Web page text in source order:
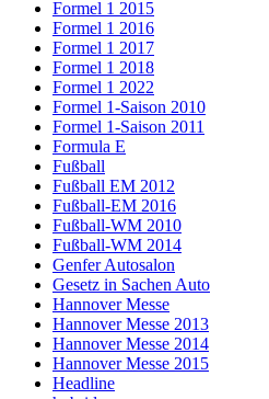
Formel 1 2015
Formel 1 2016
Formel 1 2017
Formel 1 2018
Formel 1 2022
Formel 1-Saison 2010
Formel 1-Saison 2011
Formula E
Fußball
Fußball EM 2012
Fußball-EM 2016
Fußball-WM 2010
Fußball-WM 2014
Genfer Autosalon
Gesetz in Sachen Auto
Hannover Messe
Hannover Messe 2013
Hannover Messe 2014
Hannover Messe 2015
Headline